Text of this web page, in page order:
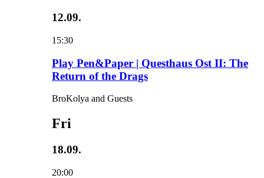
12.09.
15:30
Play Pen&Paper | Questhaus Ost II: The
Return of the Drags
BroKolya and Guests
Fri
18.09.
20:00